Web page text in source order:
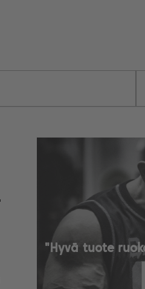
"Hyvä tuote